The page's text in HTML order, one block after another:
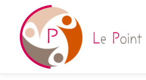
contenu